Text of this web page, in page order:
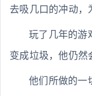
去吸几口的冲动，
玩了几年的游
变成垃圾，他仍然
他们所做的一